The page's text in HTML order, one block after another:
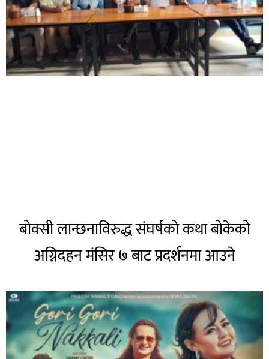
बोक्सी लान्छनाविरुद्ध संघर्षको कथा बोकेको
अग्निदहन मंसिर ७ बाट प्रदर्शनमा आउने